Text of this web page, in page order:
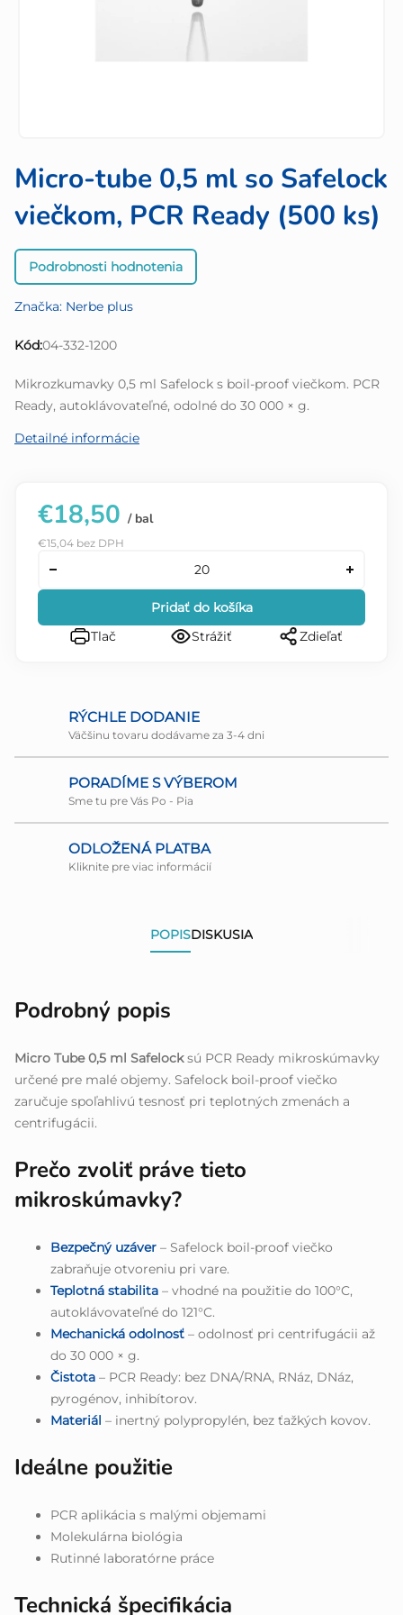
Micro-tube 0,5 ml so Safelock
viečkom, PCR Ready (500 ks)
Priemerné
hodnotenie
je
0,0
5
hviezdičiek.
Podrobnosti hodnotenia
Značka: Nerbe plus
Kód:04-332-1200
Mikrozkumavky 0,5 ml Safelock s boil-proof viečkom. PCR
Ready, autoklávovateľné, odolné do 30 000 × g.
Detailné informácie
€18,50 / bal
€15,04 bez DPH
Pridať do košíka
Tlač
Strážiť Zdieľať
RÝCHLE DODANIE
Väčšinu tovaru dodávame za 3-4 dni
PORADÍME S VÝBEROM
Sme tu pre Vás Po - Pia
ODLOŽENÁ PLATBA
Kliknite pre viac informácií
POPISDISKUSIA
Podrobný popis
Micro Tube 0,5 ml Safelocksú PCR Ready mikroskúmavky
určené pre malé objemy. Safelock boil-proof viečko
zaručuje spoľahlivú tesnosť pri teplotných zmenách a
centrifugácii.
Prečo zvoliť práve tieto
mikroskúmavky?
Bezpečný uzáver – Safelock boil-proof viečko
zabraňuje otvoreniu pri vare.
Teplotná stabilita – vhodné na použitie do 100°C,
autoklávovateľné do 121°C.
Mechanická odolnosť – odolnosť pri centrifugácii až
do 30 000 × g.
Čistota – PCR Ready: bez DNA/RNA, RNáz, DNáz,
pyrogénov, inhibítorov.
Materiál – inertný polypropylén, bez ťažkých kovov.
Ideálne použitie
PCR aplikácia s malými objemami
Molekulárna biológia
Rutinné laboratórne práce
Technická špecifikácia